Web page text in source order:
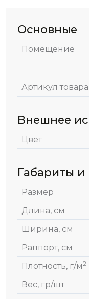
Основные
Помещение
Артикул товара
Внешнее
Цвет
Габариты и
Размер
Длина, см
Ширина, см
Раппорт, см
Плотность, г/м2
Вес, гр/шт